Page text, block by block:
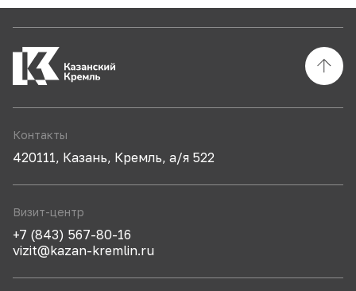
Контакты
420111, Казань, Кремль, а/я 522
Визит-центр
+7 (843) 567-80-16
vizit@kazan-kremlin.ru